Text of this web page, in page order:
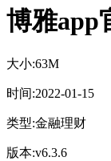
博雅app
大小:63M
时间:2022-01-15
类型:金融理财
版本:v6.3.6